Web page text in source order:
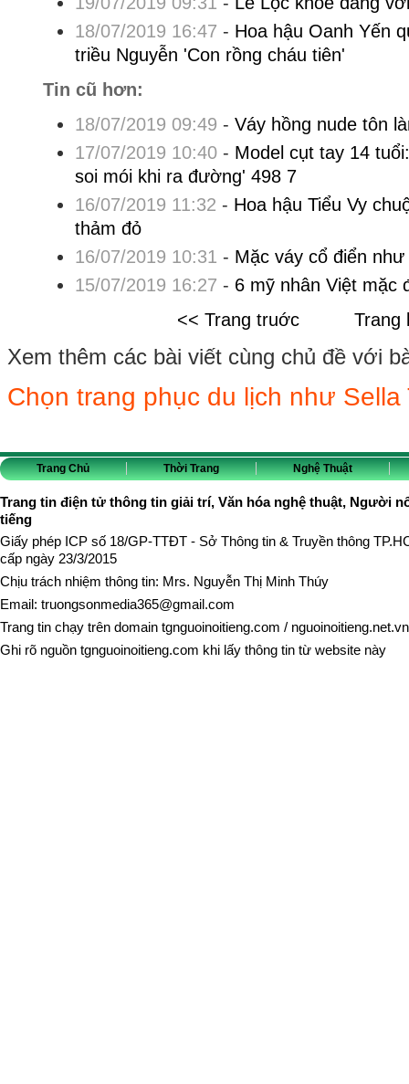
18/07/2019 16:47 - Hoa hậu Oanh Yến
triều Nguyễn 'Con rồng cháu tiên'
Tin cũ hơn:
18/07/2019 09:49 - Váy hồng nude tôn
17/07/2019 10:40- Model cụt tay 14
soi mói khi ra đường' 498 7
16/07/2019 11:32 - Hoa hậu Tiểu Vy
thảm đỏ
16/07/2019 10:31 - Mặc váy cổ điển như
15/07/2019 16:27 - 6 mỹ nhân Việt mặc
<< Trang truớc
Trang
Xem thêm các bài viết cùng chủ đề với
Chọn trang phục du lịch như
Trang Chủ Thời Trang Nghệ Thuật
Trang tin điện tử thông tin giải trí, Văn hóa nghệ thuật, Người
tiếng
Giấy phép ICP số 18/GP-TTĐT - Sở Thông tin & Truyền thông
cấp ngày 23/3/2015
Chịu trách nhiệm thông tin: Mrs. Nguyễn Thị Minh Thúy
Email: truongsonmedia365@gmail.com
Trang tin chạy trên domain tgnguoinoitieng.com / nguoinoitieng.net.vn
Ghi rõ nguồn tgnguoinoitieng.com khi lấy thông tin từ website này